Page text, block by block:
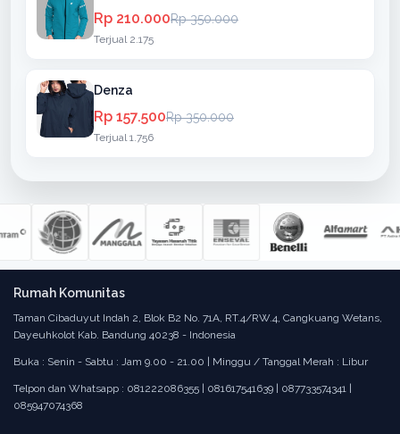
Rp 210.000Rp 350.000
Terjual 2.175
Denza
Rp 157.500Rp 350.000
Terjual 1.756
Rumah Komunitas
Taman Cibaduyut Indah 2, Blok B2 No. 71A, RT.4/RW.4, Cangkuang Wetans,
Dayeuhkolot Kab. Bandung 40238 - Indonesia
Buka : Senin - Sabtu : Jam 9.00 - 21.00 | Minggu / Tanggal Merah : Libur
Telpon dan Whatsapp : 081222086355 | 081617541639 | 087733574341 |
085947074368